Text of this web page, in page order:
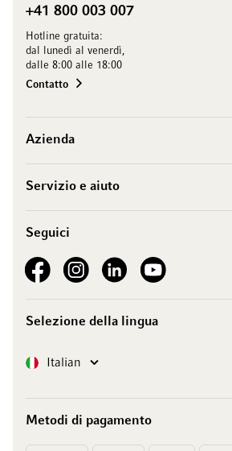
+41 800 003 007
Hotline gratuita:
dal lunedì al venerdì,
dalle 8:00 alle 18:00
Contatto
Azienda
Servizio e aiuto
Seguici
See our FacebookSee our Instagram account
See our LinkedInSee our YouTube channel
Selezione della lingua
Lingua Italian
Metodi di pagamento